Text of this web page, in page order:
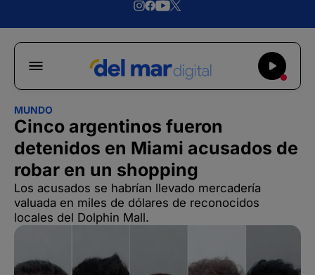
MUNDO
Cinco argentinos fueron
detenidos en Miami acusados de
robar en un shopping
Los acusados se habrían llevado mercadería
valuada en miles de dólares de reconocidos
locales del Dolphin Mall.